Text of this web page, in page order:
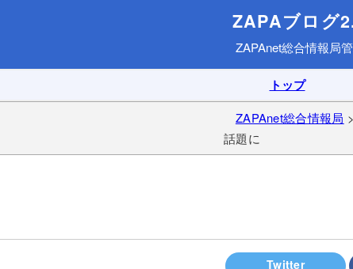
ZAPAブログ
ZAPAnet総合情報局
トップ
ZAPAnet総合情報局 >
話題に